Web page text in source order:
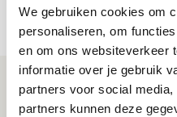
We gebruiken cookies om
personaliseren, om
en om ons websiteverkeer
informatie over je gebruik
partners voor social
partners kunnen deze
06 AUGUSTUS 2026 - 23:43
NIEUWS
Ajax zet
reist met